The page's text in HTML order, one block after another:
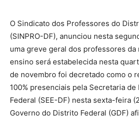
O Sindicato dos Professores do
(SINPRO-DF), anunciou nesta
uma greve geral dos professores da
ensino será estabelecida nesta
de novembro foi decretado como o
100% presenciais pela Secretaria
Federal (SEE-DF) nesta sexta-feira
Governo do Distrito Federal (GDF)